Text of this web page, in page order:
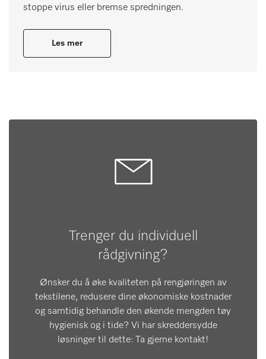
stoppe virus eller bremse spredningen.
Les mer
Trenger du individuell
rådgivning?
Ønsker du å øke kvaliteten på rengjøringen av
tekstilene, redusere dine økonomiske kostnader
og samtidig behandle den økende mengden tøy
hygienisk og i tide? Vi har skreddersydde
løsninger til dette: Ta gjerne kontakt!